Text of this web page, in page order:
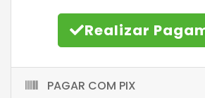
Realizar
PAGAR COM PIX